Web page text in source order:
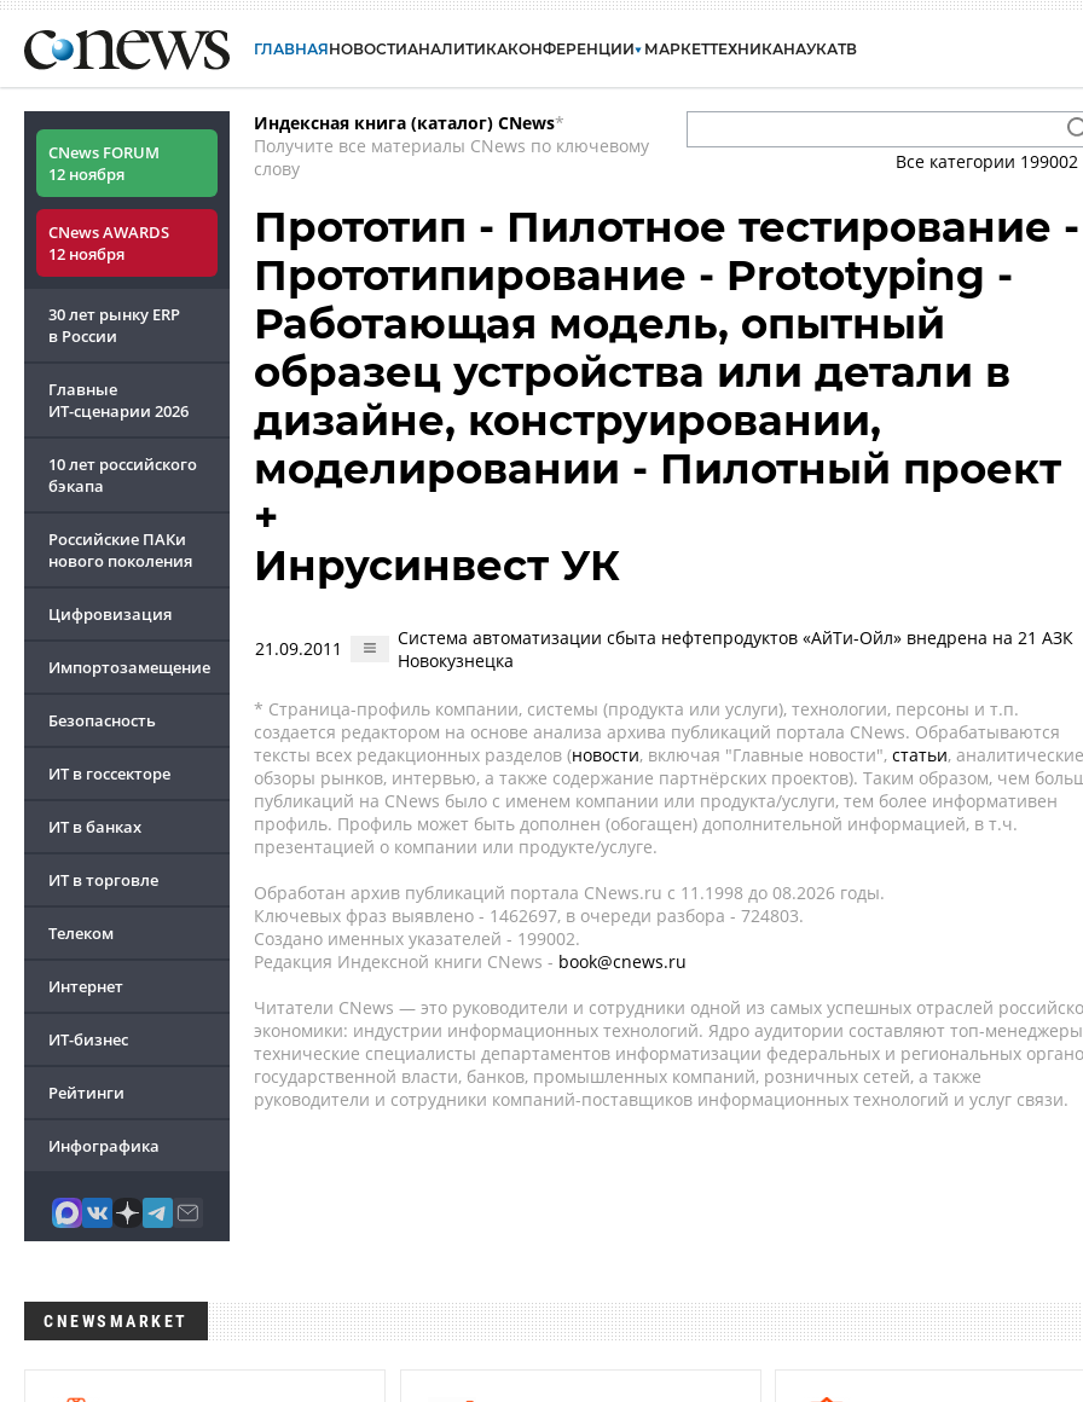
ГЛАВНАЯНОВОСТИАНАЛИТИКАКОНФЕРЕНЦИИ МАРКЕТТЕХНИКАНАУКАТВ
CNews FORUM
12 ноября
CNews AWARDS
12 ноября
30 лет рынку ERP
в России
Главные
ИТ-сценарии 2026
10 лет российского
бэкапа
Российские ПАКи
нового поколения
Цифровизация
Импортозамещение
Безопасность
ИТ в госсекторе
ИТ в банках
ИТ в торговле
Телеком
Интернет
ИТ-бизнес
Рейтинги
Инфографика
Индексная книга (каталог) CNews*
Получите все материалы CNews по ключевому
слову
Все категории 199002
Прототип - Пилотное тестирование -
Прототипирование - Prototyping -
Работающая модель, опытный
образец устройства или детали в
дизайне, конструировании,
моделировании - Пилотный проект
+
Инрусинвест УК
21.09.2011
Система автоматизации сбыта нефтепродуктов «АйТи-Ойл» внедрена на 21 АЗК
Новокузнецка
* Страница-профиль компании, системы (продукта или услуги), технологии, персоны и т.п.
создается редактором на основе анализа архива публикаций портала CNews. Обрабатываются
тексты всех редакционных разделов (новости, включая "Главные новости", статьи, аналитические
обзоры рынков, интервью, а также содержание партнёрских проектов). Таким образом, чем
публикаций на CNews было с именем компании или продукта/услуги, тем более информативен
профиль. Профиль может быть дополнен (обогащен) дополнительной информацией, в т.ч.
презентацией о компании или продукте/услуге.
Обработан архив публикаций портала CNews.ru c 11.1998 до 08.2026 годы.
Ключевых фраз выявлено - 1462697, в очереди разбора - 724803.
Создано именных указателей - 199002.
Редакция Индексной книги CNews - book@cnews.ru
Читатели CNews — это руководители и сотрудники одной из самых успешных отраслей
экономики: индустрии информационных технологий. Ядро аудитории составляют топ-
технические специалисты департаментов информатизации федеральных и региональных
государственной власти, банков, промышленных компаний, розничных сетей, а также
руководители и сотрудники компаний-поставщиков информационных технологий и услуг связи.
CNEWSMARKET